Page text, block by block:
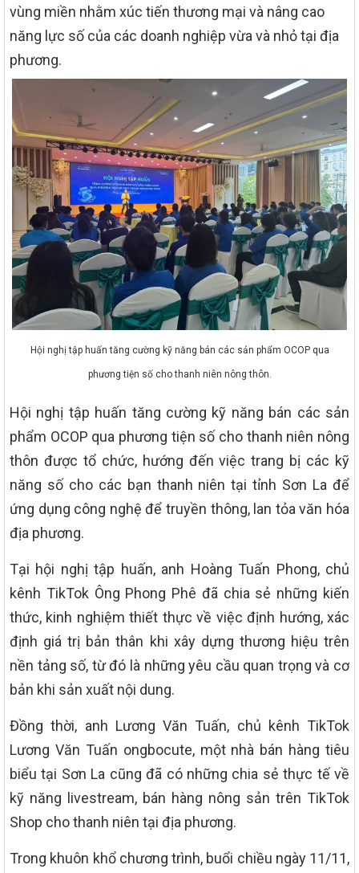
vùng miền nhằm xúc tiến thương mại và nâng cao
năng lực số của các doanh nghiệp vừa và nhỏ tại địa
phương.
Hội nghị tập huấn tăng cường kỹ năng bán các sản phẩm OCOP qua
phương tiện số cho thanh niên nông thôn.
Hội nghị tập huấn tăng cường kỹ năng bán các sản
phẩm OCOP qua phương tiện số cho thanh niên nông
thôn được tổ chức, hướng đến việc trang bị các kỹ
năng số cho các bạn thanh niên tại tỉnh Sơn La để
ứng dụng công nghệ để truyền thông, lan tỏa văn hóa
địa phương.
Tại hội nghị tập huấn, anh Hoàng Tuấn Phong, chủ
kênh TikTok Ông Phong Phê đã chia sẻ những kiến
thức, kinh nghiệm thiết thực về việc định hướng, xác
định giá trị bản thân khi xây dựng thương hiệu trên
nền tảng số, từ đó là những yêu cầu quan trọng và cơ
bản khi sản xuất nội dung.
Đồng thời, anh Lương Văn Tuấn, chủ kênh TikTok
Lương Văn Tuấn ongbocute, một nhà bán hàng tiêu
biểu tại Sơn La cũng đã có những chia sẻ thực tế về
kỹ năng livestream, bán hàng nông sản trên TikTok
Shop cho thanh niên tại địa phương.
Trong khuôn khổ chương trình, buổi chiều ngày 11/11,